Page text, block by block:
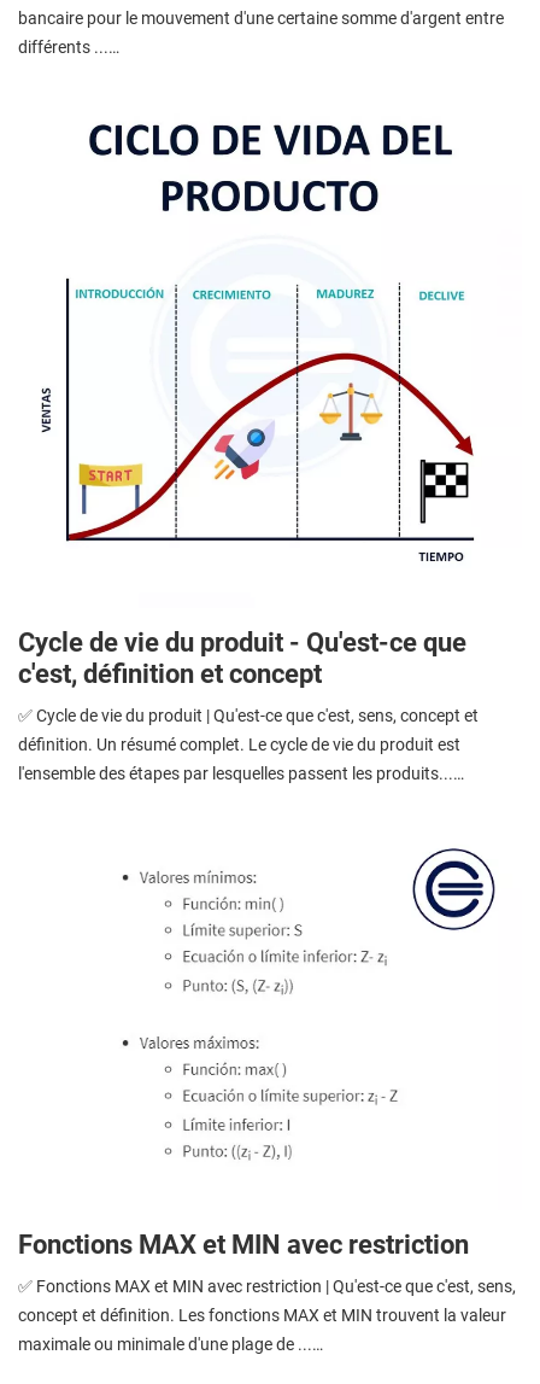
bancaire pour le mouvement d'une certaine somme d'argent entre
différents ...…
Cycle de vie du produit - Qu'est-ce que
c'est, définition et concept
✅ Cycle de vie du produit | Qu'est-ce que c'est, sens, concept et
définition. Un résumé complet. Le cycle de vie du produit est
l'ensemble des étapes par lesquelles passent les produits...…
Fonctions MAX et MIN avec restriction
✅ Fonctions MAX et MIN avec restriction | Qu'est-ce que c'est, sens,
concept et définition. Les fonctions MAX et MIN trouvent la valeur
maximale ou minimale d'une plage de ...…